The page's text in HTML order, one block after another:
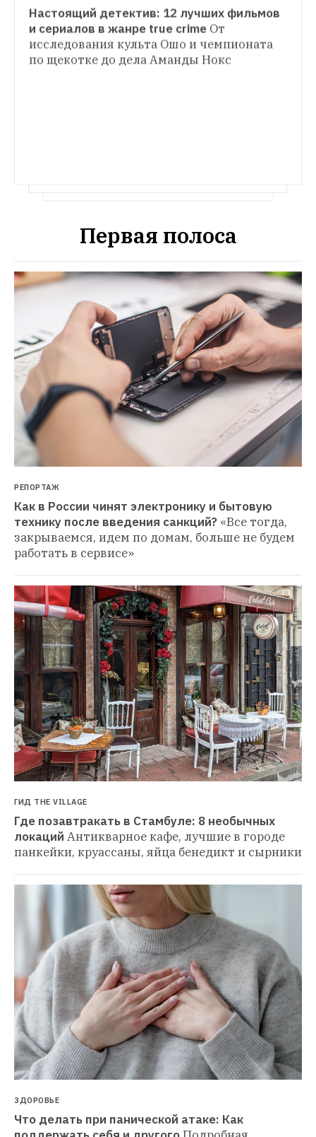
СЕРИАЛЫ
Тяжелый брейкап: Что нужно знать
В четырех стенах: Фильмы и сериалы,
снятые в одном помещенииОт Кубрика и
Фасбиндера до «Друзей» и «Во все
Настоящий детектив: 12 лучших фильмов
и сериалов в жанре true crime От
исследования культа Ошо и чемпионата
по щекотке до дела Аманды Нокс
Первая полоса
РЕПОРТАЖ
Как в России чинят электронику и бытовую
технику после введения санкций? «Все тогда,
закрываемся, идем по домам, больше не будем
работать в сервисе»
ГИД THE VILLAGE
Где позавтракать в Стамбуле: 8 необычных
локаций Антикварное кафе, лучшие в городе
панкейки, круассаны, яйца бенедикт и сырники
ЗДОРОВЬЕ
Что делать при панической атаке: Как